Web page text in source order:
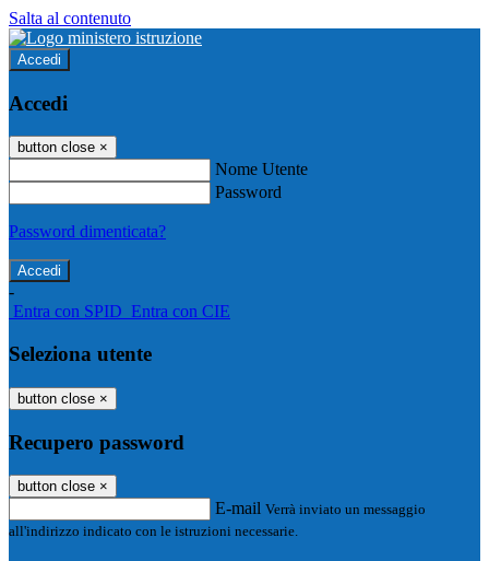
Salta al contenuto
Accedi
Accedi
button close ×
Nome Utente
Password
Password dimenticata?
-
Entra con SPID Entra con CIE
Seleziona utente
button close ×
Recupero password
button close ×
E-mail Verrà inviato un messaggio
all'indirizzo indicato con le istruzioni necessarie.